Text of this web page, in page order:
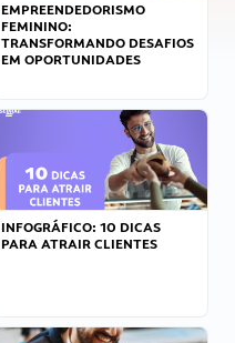
EMPREENDEDORISMO
FEMININO:
TRANSFORMANDO DESAFIOS
EM OPORTUNIDADES
INFOGRÁFICO: 10 DICAS
PARA ATRAIR CLIENTES